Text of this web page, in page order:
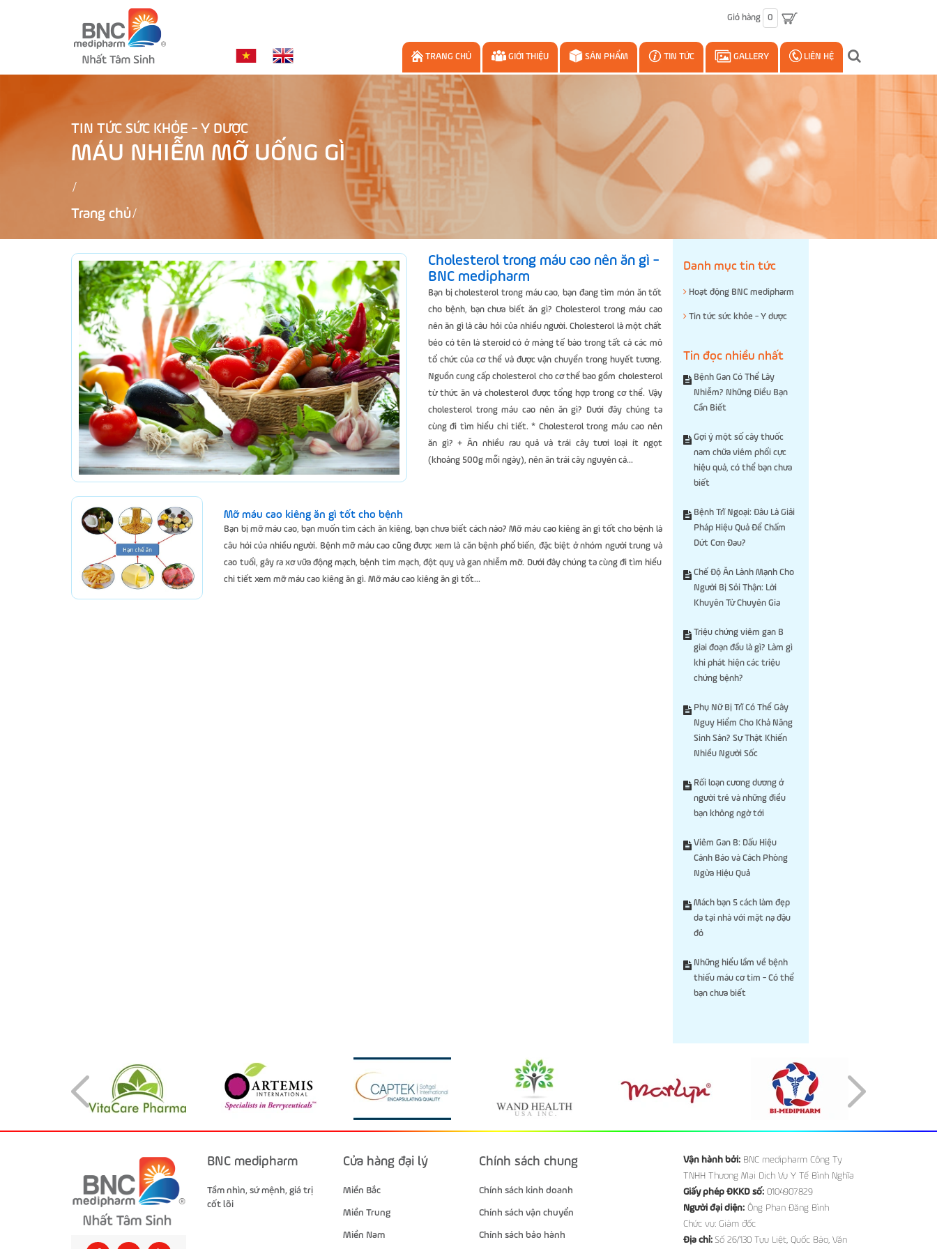
Giỏ hàng 0
TRANG CHỦ GIỚI THIỆU SẢN PHẨM TIN TỨC GALLERY LIÊN HỆ
TIN TỨC SỨC KHỎE - Y DƯỢC
MÁU NHIỄM MỠ UỐNG GÌ
Trang chủ
Cholesterol trong máu cao nên ăn gì -
BNC medipharm
Bạn bị cholesterol trong máu cao, bạn đang tìm món ăn tốt
cho bệnh, bạn chưa biết ăn gì? Cholesterol trong máu cao
nên ăn gì là câu hỏi của nhiều người. Cholesterol là một chất
béo có tên là steroid có ở màng tế bào trong tất cả các mô
tổ chức của cơ thể và được vận chuyển trong huyết tương.
Nguồn cung cấp cholesterol cho cơ thể bao gồm cholesterol
từ thức ăn và cholesterol được tổng hợp trong cơ thể. Vậy
cholesterol trong máu cao nên ăn gì? Dưới đây chúng ta
cùng đi tìm hiểu chi tiết. * Cholesterol trong máu cao nên
ăn gì? + Ăn nhiều rau quả và trái cây tươi loại ít ngọt
(khoảng 500g mỗi ngày), nên ăn trái cây nguyên cả...
Mỡ máu cao kiêng ăn gì tốt cho bệnh
Bạn bị mỡ máu cao, bạn muốn tìm cách ăn kiêng, bạn chưa biết cách nào? Mỡ máu cao kiêng ăn gì tốt cho bệnh là
câu hỏi của nhiều người. Bệnh mỡ máu cao cũng được xem là căn bệnh phổ biến, đặc biệt ở nhóm người trung và
cao tuổi, gây ra xơ vữa động mạch, bệnh tim mạch, đột quỵ và gan nhiễm mỡ. Dưới đây chúng ta cùng đi tìm hiểu
chi tiết xem mỡ máu cao kiêng ăn gì. Mỡ máu cao kiêng ăn gì tốt...
Danh mục tin tức
Hoạt động BNC medipharm
Tin tức sức khỏe - Y dược
Tin đọc nhiều nhất
Bệnh Gan Có Thể Lây
Nhiễm? Những Điều Bạn
Cần Biết
Gợi ý một số cây thuốc
nam chữa viêm phổi cực
hiệu quả, có thể bạn chưa
biết
Bệnh Trĩ Ngoại: Đâu Là Giải
Pháp Hiệu Quả Để Chấm
Dứt Cơn Đau?
Chế Độ Ăn Lành Mạnh Cho
Người Bị Sỏi Thận: Lời
Khuyên Từ Chuyên Gia
Triệu chứng viêm gan B
giai đoạn đầu là gì? Làm gì
khi phát hiện các triệu
chứng bệnh?
Phụ Nữ Bị Trĩ Có Thể Gây
Nguy Hiểm Cho Khả Năng
Sinh Sản? Sự Thật Khiến
Nhiều Người Sốc
Rối loạn cương dương ở
người trẻ và những điều
bạn không ngờ tới
Viêm Gan B: Dấu Hiệu
Cảnh Báo và Cách Phòng
Ngừa Hiệu Quả
Mách bạn 5 cách làm đẹp
da tại nhà với mặt nạ đậu
đỏ
Những hiểu lầm về bệnh
thiếu máu cơ tim - Có thể
bạn chưa biết
BNC medipharm
Tầm nhìn, sứ mệnh, giá trị
cốt lõi
Cửa hàng đại lý
Miền Bắc
Miền Trung
Miền Nam
Chính sách chung
Chính sách kinh doanh
Chính sách vận chuyển
Chính sách bảo hành
Vận hành bởi: BNC medipharm Công Ty
TNHH Thương Mại Dịch Vụ Y Tế Bình Nghĩa
Giấy phép ĐKKD số: 0104907829
Người đại diện: Ông Phan Đăng Bình
Chức vụ: Giám đốc
Địa chỉ: Số 26/130 Tựu Liệt, Quốc Bảo, Văn